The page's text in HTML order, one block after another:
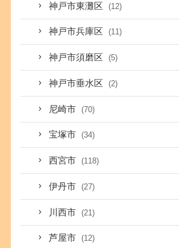
神戸市東灘区 (12)
神戸市兵庫区 (11)
神戸市須磨区 (5)
神戸市垂水区 (2)
尼崎市 (70)
宝塚市 (34)
西宮市 (118)
伊丹市 (27)
川西市 (21)
芦屋市 (12)